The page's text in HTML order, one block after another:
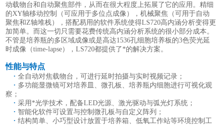
动载物台和自动聚焦部件，从而在很大程度上拓展了它的应用。精细
的XY轴移动控制（可应用于多位点成像），机械聚焦（可用于自动
聚焦和Z轴堆栈），搭配易用的软件系统使得LS720高内涵分析变得更
加简单。而这一切只需要花费传统高内涵分析系统的很小部分成本。
不管是培养瓶的多区域成像或是高达1536孔细胞培养板的3色荧光延
时成像（time-lapse），LS720都提供了*的解决方案。
性能与特点
·全自动对焦载物台，可进行延时拍摄与实时视频记录；
· 多功能显微镜可对培养皿、微孔板、培养瓶内细胞进行可视化观
察；
·采用*光学技术，配备LED光源、激光驱动与弧光灯系统；
· 智能化软件可设置与控制微孔板与自定义阵列；
·结构简单、小巧型设计放置于培养箱、低氧工作站等环境控制工